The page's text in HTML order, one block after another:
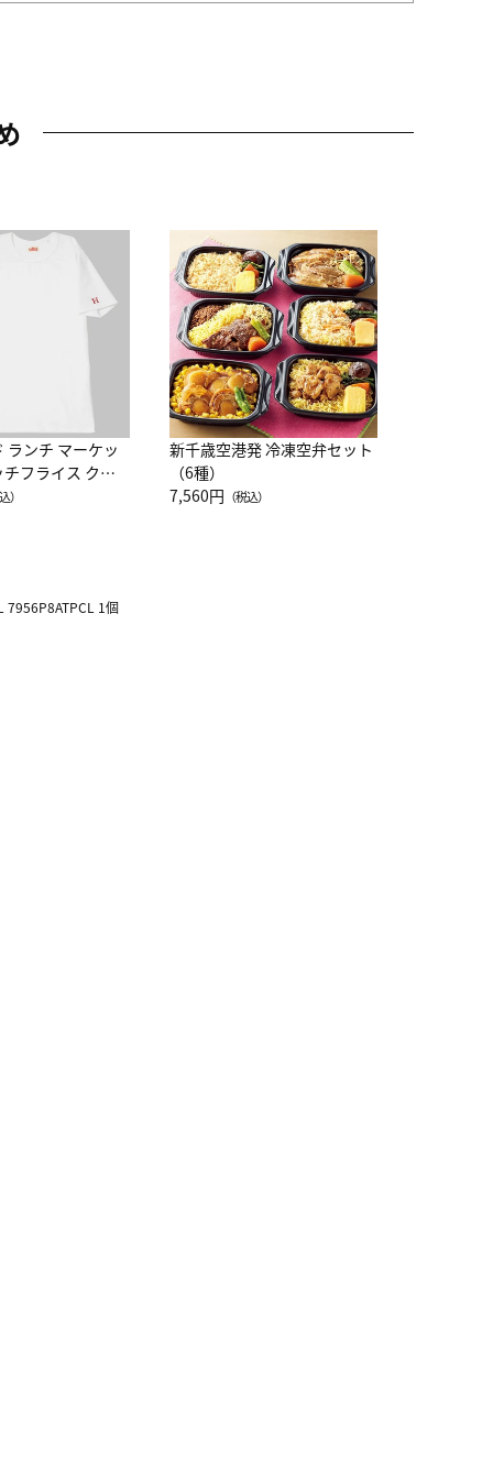
ランチ マーケッ
フライス クル
半袖Ｔシャツ
）
新千歳空港発 冷凍空弁セット
（6種）
7,560円 （税込）
7956P8ATPCL 1個